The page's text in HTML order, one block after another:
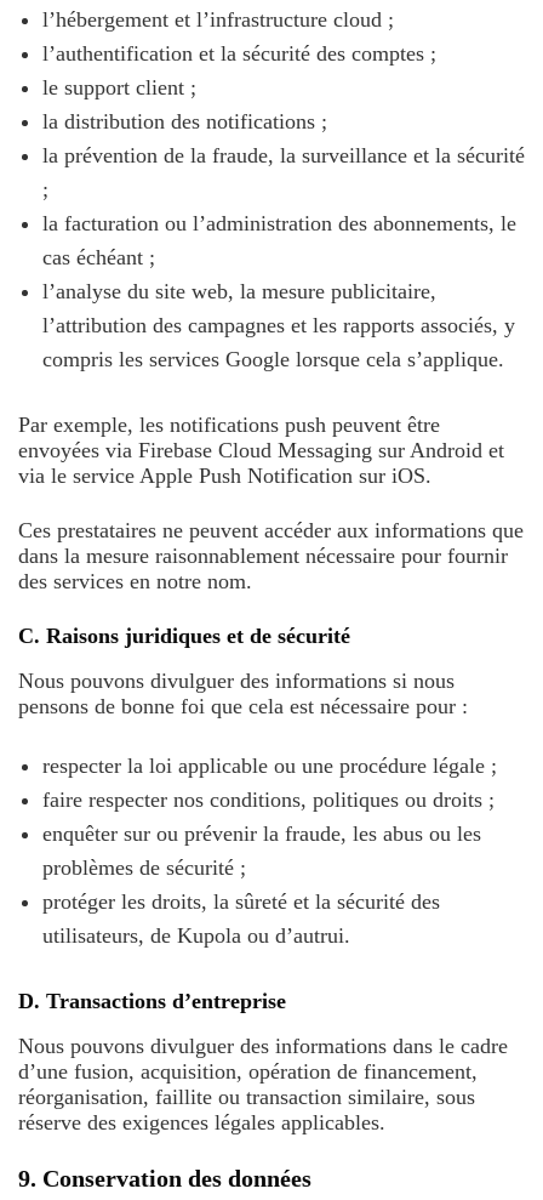
l’hébergement et l’infrastructure cloud ;
l’authentification et la sécurité des comptes ;
le support client ;
la distribution des notifications ;
la prévention de la fraude, la surveillance et la sécurité
;
la facturation ou l’administration des abonnements, le
cas échéant ;
l’analyse du site web, la mesure publicitaire,
l’attribution des campagnes et les rapports associés, y
compris les services Google lorsque cela s’applique.
Par exemple, les notifications push peuvent être
envoyées via Firebase Cloud Messaging sur Android et
via le service Apple Push Notification sur iOS.
Ces prestataires ne peuvent accéder aux informations que
dans la mesure raisonnablement nécessaire pour fournir
des services en notre nom.
C. Raisons juridiques et de sécurité
Nous pouvons divulguer des informations si nous
pensons de bonne foi que cela est nécessaire pour :
respecter la loi applicable ou une procédure légale ;
faire respecter nos conditions, politiques ou droits ;
enquêter sur ou prévenir la fraude, les abus ou les
problèmes de sécurité ;
protéger les droits, la sûreté et la sécurité des
utilisateurs, de Kupola ou d’autrui.
D. Transactions d’entreprise
Nous pouvons divulguer des informations dans le cadre
d’une fusion, acquisition, opération de financement,
réorganisation, faillite ou transaction similaire, sous
réserve des exigences légales applicables.
9. Conservation des données